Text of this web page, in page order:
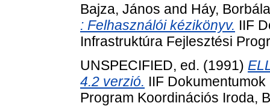
Bajza, János and Háy, Borbála
: Felhasználói kézikönyv. IIF
Infrastruktúra Fejlesztési
UNSPECIFIED, ed. (1991)
4.2 verzió. IIF
Program Koordinációs Iroda,